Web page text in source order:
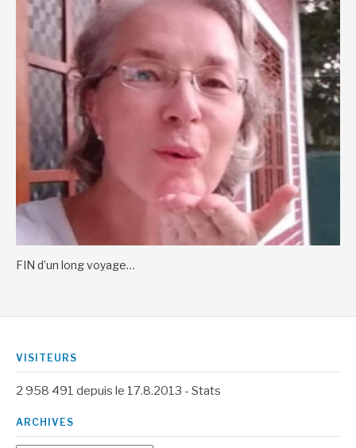
FIN d’un long voyage…
VISITEURS
2 958 491 depuis le 17.8.2013 - Stats
ARCHIVES